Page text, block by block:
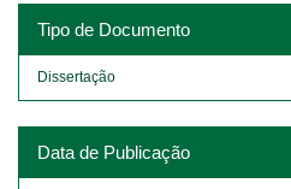
Tipo de Documento
Dissertação
Data de Publicação